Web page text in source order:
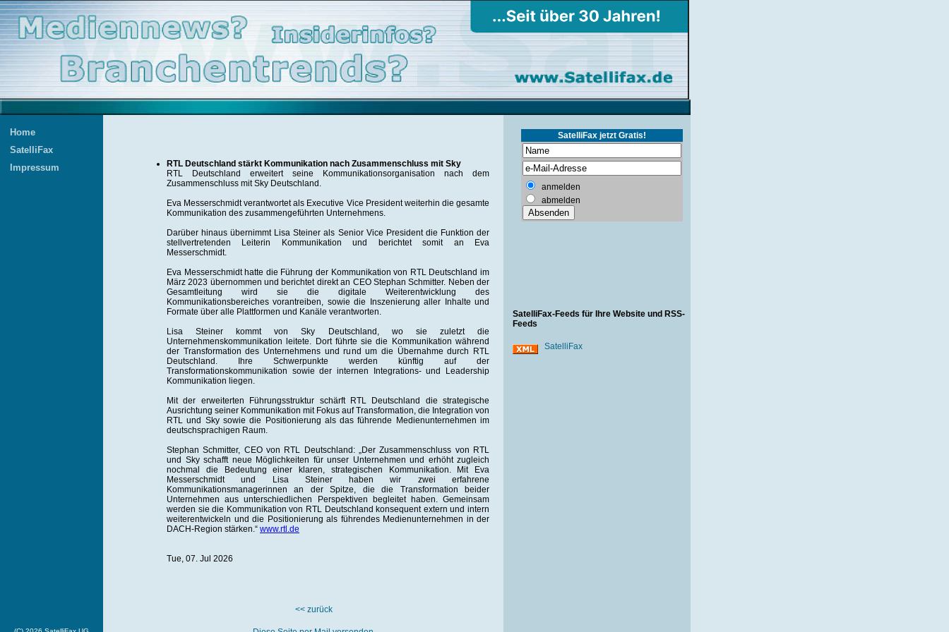
Home
SatelliFax
Impressum
RTL Deutschland stärkt Kommunikation nach Zusammenschluss mit Sky
RTL Deutschland erweitert seine Kommunikationsorganisation nach dem
Zusammenschluss mit Sky Deutschland.
Eva Messerschmidt verantwortet als Executive Vice President weiterhin die gesamte
Kommunikation des zusammengeführten Unternehmens.
Darüber hinaus übernimmt Lisa Steiner als Senior Vice President die Funktion der
stellvertretenden Leiterin Kommunikation und berichtet somit an Eva
Messerschmidt.
Eva Messerschmidt hatte die Führung der Kommunikation von RTL Deutschland im
März 2023 übernommen und berichtet direkt an CEO Stephan Schmitter. Neben der
Gesamtleitung wird sie die digitale Weiterentwicklung des
Kommunikationsbereiches vorantreiben, sowie die Inszenierung aller Inhalte und
Formate über alle Plattformen und Kanäle verantworten.
Lisa Steiner kommt von Sky Deutschland, wo sie zuletzt die
Unternehmenskommunikation leitete. Dort führte sie die Kommunikation während
der Transformation des Unternehmens und rund um die Übernahme durch RTL
Deutschland. Ihre Schwerpunkte werden künftig auf der
Transformationskommunikation sowie der internen Integrations- und Leadership
Kommunikation liegen.
Mit der erweiterten Führungsstruktur schärft RTL Deutschland die strategische
Ausrichtung seiner Kommunikation mit Fokus auf Transformation, die Integration von
RTL und Sky sowie die Positionierung als das führende Medienunternehmen im
deutschsprachigen Raum.
Stephan Schmitter, CEO von RTL Deutschland: „Der Zusammenschluss von RTL
und Sky schafft neue Möglichkeiten für unser Unternehmen und erhöht zugleich
nochmal die Bedeutung einer klaren, strategischen Kommunikation. Mit Eva
Messerschmidt und Lisa Steiner haben wir zwei erfahrene
Kommunikationsmanagerinnen an der Spitze, die die Transformation beider
Unternehmen aus unterschiedlichen Perspektiven begleitet haben. Gemeinsam
werden sie die Kommunikation von RTL Deutschland konsequent extern und intern
weiterentwickeln und die Positionierung als führendes Medienunternehmen in der
DACH-Region stärken.“ www.rtl.de
Tue, 07. Jul 2026
<< zurück
SatelliFax jetzt Gratis!
anmelden
abmelden
SatelliFax-Feeds für Ihre Website und RSS-
Feeds
SatelliFax